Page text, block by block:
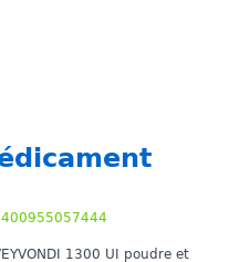
1300 UI poudre et